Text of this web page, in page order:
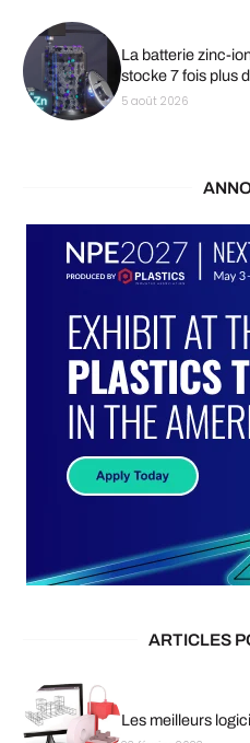
La batterie zinc-
stocke 7 fois plus
5 août 2026
ARTICLES
Les meilleurs